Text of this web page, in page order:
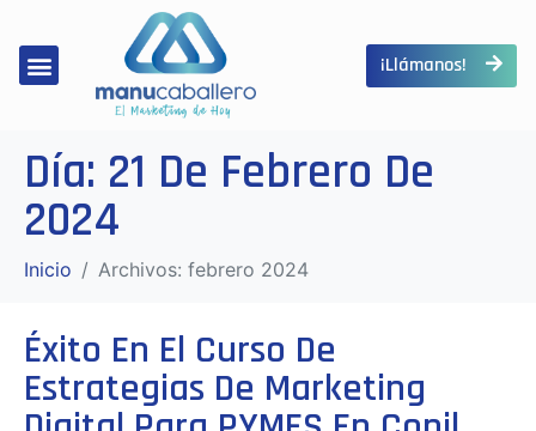
¡Llámanos!
Día: 21 De Febrero De
2024
Inicio Archivos: febrero 2024
Éxito En El Curso De
Estrategias De Marketing